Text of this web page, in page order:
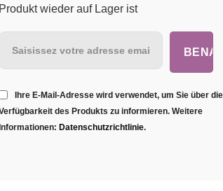
Produkt wieder auf Lager ist
Ihre E-Mail-Adresse wird verwendet, um Sie über die
des Produkts zu informieren. Weitere
Informationen: Datenschutzrichtlinie.